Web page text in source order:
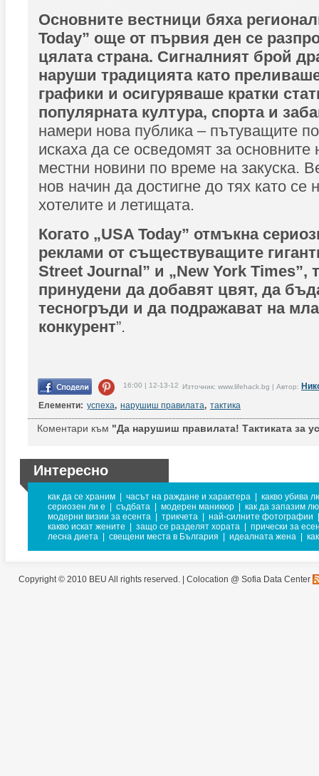
Основните вестници бяха
Today” още от първия ден се
цялата страна. Сигналният брой
наруши традицията като
графики и осигуряваше кратки
популярната култура, спорта и
намери нова публика – пътуващите
искаха да се осведомят за основните
местни новини по време на закуска.
нов начин да достигне до тях като се
хотелите и летищата.
Когато „USA Today” отмъкна
реклами от съществуващите
Street Journal” и „New York Times”,
принудени да добавят цвят, да
тесногръди и да подражават на
конкурент”.
16:00 | 12-13-12 Източник: www.lifehack.bg | Автор:
Елементи: успеха, нарушиш правилата, тактика
Коментари към "Да нарушиш правилата! Тактиката за
Интересно
как да се храним часът на раждане и характера
какво убива
сериозен ли е
съдбата модерен маникюр
как да запазим
модерни визии за есента
трикчета най-силните фотографии
какво искат жените
защо се разделят хората
прически за
лесна диета
свещени места в България идеалната жена
Copyright © 2010 BEU All rights reserved. | Colocation @ Sofia Data Center